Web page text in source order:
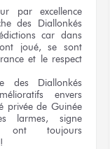
par excellence
des Diallonkés
car dans
joué,se sont
et le respect
des Diallonkés
envers
privéede Guinée
larmes, signe
ont toujours